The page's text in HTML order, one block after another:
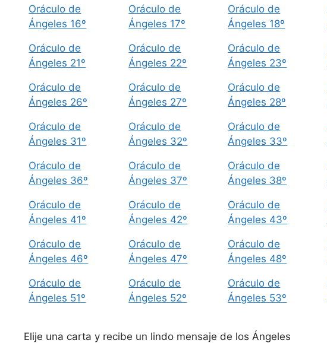
Oráculo de
Ángeles 16º
Oráculo de
Ángeles 17º
Oráculo de
Ángeles 18º
Oráculo de
Ángeles 21º
Oráculo de
Ángeles 22º
Oráculo de
Ángeles 23º
Oráculo de
Ángeles 26º
Oráculo de
Ángeles 27º
Oráculo de
Ángeles 28º
Oráculo de
Ángeles 31º
Oráculo de
Ángeles 32º
Oráculo de
Ángeles 33º
Oráculo de
Ángeles 36º
Oráculo de
Ángeles 37º
Oráculo de
Ángeles 38º
Oráculo de
Ángeles 41º
Oráculo de
Ángeles 42º
Oráculo de
Ángeles 43º
Oráculo de
Ángeles 46º
Oráculo de
Ángeles 47º
Oráculo de
Ángeles 48º
Oráculo de
Ángeles 51º
Oráculo de
Ángeles 52º
Oráculo de
Ángeles 53º
Elije una carta y recibe un lindo mensaje de los Ángeles